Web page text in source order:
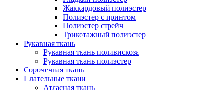
Жаккардовый полиэстер
Полиэстер с принтом
Полиэстер стрейч
Трикотажный полиэстер
Рукавная ткань
Рукавная ткань поливискоза
Рукавная ткань полиэстер
Сорочечная ткань
Плательные ткани
Атласная ткань